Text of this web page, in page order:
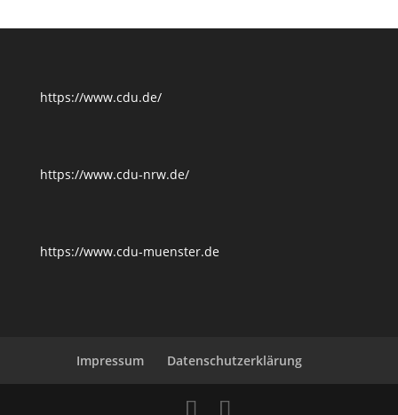
https://www.cdu.de/
https://www.cdu-nrw.de/
https://www.cdu-muenster.de
Impressum Datenschutzerklärung